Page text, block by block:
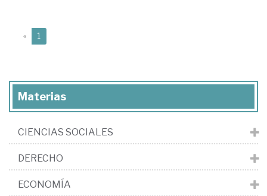
« 1
Materias
CIENCIAS SOCIALES
DERECHO
ECONOMÍA